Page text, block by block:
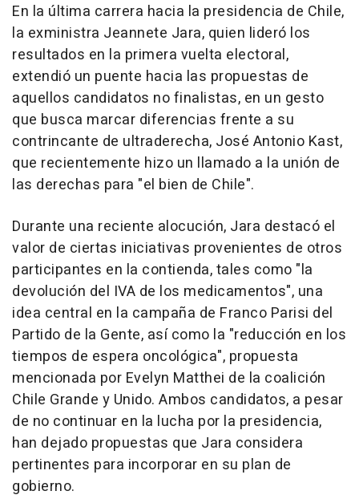
En la última carrera hacia la presidencia de Chile,
la exministra Jeannete Jara, quien lideró los
resultados en la primera vuelta electoral,
extendió un puente hacia las propuestas de
aquellos candidatos no finalistas, en un gesto
que busca marcar diferencias frente a su
contrincante de ultraderecha, José Antonio Kast,
que recientemente hizo un llamado a la unión de
las derechas para "el bien de Chile".
Durante una reciente alocución, Jara destacó el
valor de ciertas iniciativas provenientes de otros
participantes en la contienda, tales como "la
devolución del IVA de los medicamentos", una
idea central en la campaña de Franco Parisi del
Partido de la Gente, así como la "reducción en los
tiempos de espera oncológica", propuesta
mencionada por Evelyn Matthei de la coalición
Chile Grande y Unido. Ambos candidatos, a pesar
de no continuar en la lucha por la presidencia,
han dejado propuestas que Jara considera
pertinentes para incorporar en su plan de
gobierno.